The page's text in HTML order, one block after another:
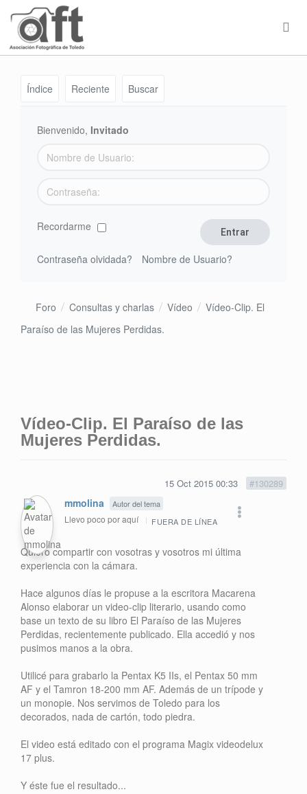
Índice Reciente Buscar
Bienvenido, Invitado
Recordarme
Contraseña olvidada? Nombre de Usuario?
Foro Consultas y charlas Vídeo
Vídeo-Clip. El
Paraíso de las Mujeres Perdidas.
Vídeo-Clip. El Paraíso de las
Mujeres Perdidas.
15 Oct 2015 00:33 #130289
mmolina Autor del tema
Llevo poco por aquí FUERA DE LÍNEA
Quiero compartir con vosotras y vosotros mi última
experiencia con la cámara.
Hace algunos días le propuse a la escritora Macarena
Alonso elaborar un video-clip literario, usando como
base un texto de su libro El Paraíso de las Mujeres
Perdidas, recientemente publicado. Ella accedió y nos
pusimos manos a la obra.
Utilicé para grabarlo la Pentax K5 IIs, el Pentax 50 mm
AF y el Tamron 18-200 mm AF. Además de un trípode y
un monopie. Nos servimos de Toledo para los
decorados, nada de cartón, todo piedra.
El video está editado con el programa Magix videodelux
17 plus.
Y éste fue el resultado...